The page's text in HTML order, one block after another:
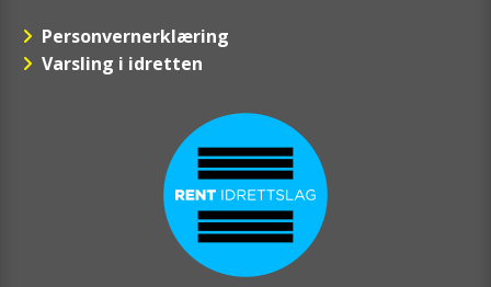
Personvernerklæring
Varsling i idretten